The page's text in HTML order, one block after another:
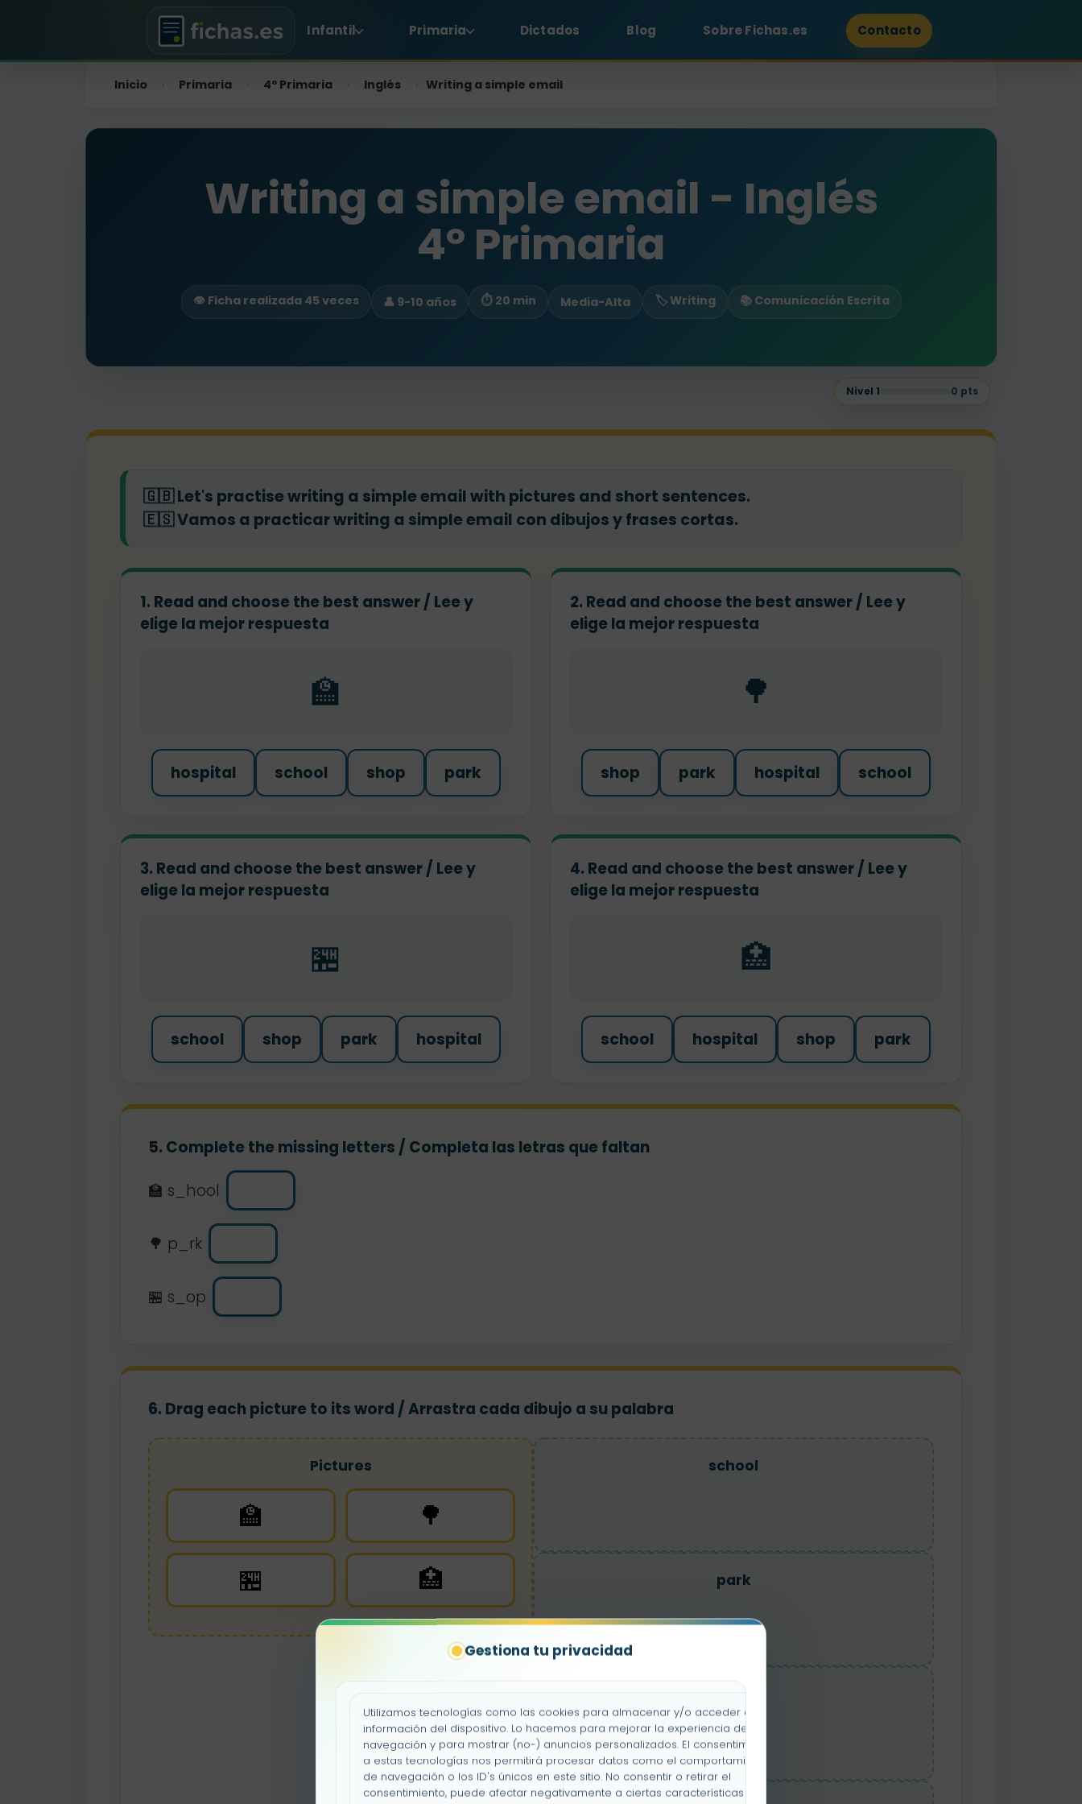
Gestiona tu privacidad
Utilizamos tecnologías como las cookies para almacenar y/o acceder a la
información del dispositivo. Lo hacemos para mejorar la experiencia de
navegación y para mostrar (no-) anuncios personalizados. El consentimiento
a estas tecnologías nos permitirá procesar datos como el comportamiento
de navegación o los ID's únicos en este sitio. No consentir o retirar el
consentimiento, puede afectar negativamente a ciertas características y
Infantil Primaria Dictados Blog Sobre Fichas.es Contacto
Inicio › Primaria › 4º Primaria › Inglés › Writing a simple email
Writing a simple email - Inglés
4º Primaria
👁️ Ficha realizada 45 veces 👤 9-10 años ⏱ 20 min Media-Alta 🏷️ Writing 📚 Comunicación Escrita
Nivel 1 0 pts
🇬🇧Let's practise writing a simple email with pictures and short sentences.
🇪🇸Vamos a practicar writing a simple email con dibujos y frases cortas.
1. Read and choose the best answer / Lee y
elige la mejor respuesta
🏫
hospital school shop park
2. Read and choose the best answer / Lee y
elige la mejor respuesta
🌳
shop park hospital school
3. Read and choose the best answer / Lee y
elige la mejor respuesta
🏪
school shop park hospital
4. Read and choose the best answer / Lee y
elige la mejor respuesta
🏥
school hospital shop park
5. Complete the missing letters / Completa las letras que faltan
🏫 s_hool
🌳 p_rk
🏪 s_op
6. Drag each picture to its word / Arrastra cada dibujo a su palabra
Pictures
🏫
🌳
🏪
🏥
school
park
shop